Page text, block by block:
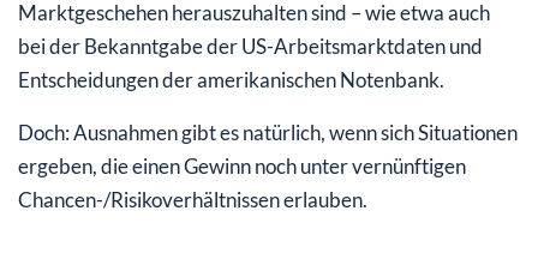
Marktgeschehen herauszuhalten sind – wie etwa auch
bei der Bekanntgabe der US-Arbeitsmarktdaten und
Entscheidungen der amerikanischen Notenbank.
Doch: Ausnahmen gibt es natürlich, wenn sich Situationen
ergeben, die einen Gewinn noch unter vernünftigen
Chancen-/Risikoverhältnissen erlauben.